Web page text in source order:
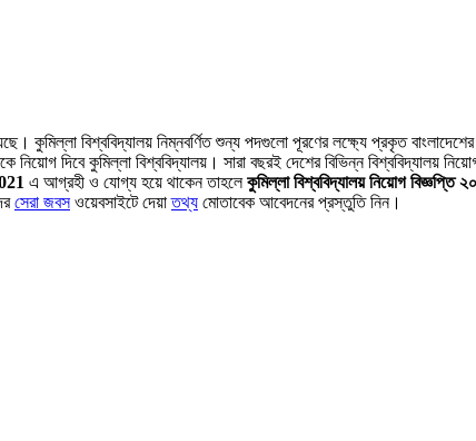
কুমিল্লা বিশ্ববিদ্যালয় নিম্নবর্ণিত শুন্য পদগুলো পূরণের লক্ষ্যে প্রকৃত
দিবে কুমিল্লা বিশ্ববিদ্যালয়। সারা বছরই দেশের বিভিন্ন বিশ্ববিদ্যালয়
এ আগ্রহী ও যোগ্য হয়ে থাকেন তাহলেকুমিল্লা বিশ্ববিদ্যালয় নিয়োগ বিজ্ঞপ্তি
সেরা জবসওয়েবসাইটে দেয়াতথ্য মোতাবেক আবেদনের প্রস্তুতি নিন।